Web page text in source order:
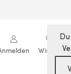
Wishlist